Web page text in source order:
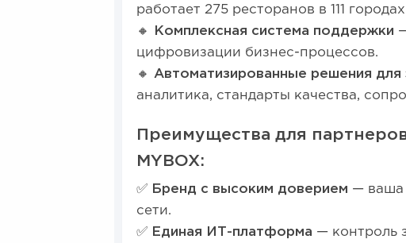
работает 275 ресторанов в 111
🔸
Комплексная система поддержки
цифровизации бизнес-процессов.
🔸 Автоматизированные решения
аналитика, стандарты качества,
Преимущества для
MYBOX:
✅ Бренд с высоким доверием — ваша
сети.
✅ Единая ИТ-платформа — контроль